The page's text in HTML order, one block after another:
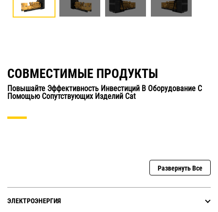
СОВМЕСТИМЫЕ ПРОДУКТЫ
Повышайте Эффективность Инвестиций В Оборудование С
Помощью Сопутствующих Изделий Cat
Развернуть Все
ЭЛЕКТРОЭНЕРГИЯ